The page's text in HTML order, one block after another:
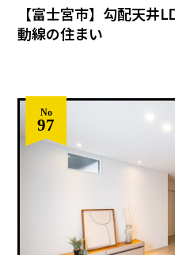
【富士宮市】勾配天井
動線の住まい
No
97